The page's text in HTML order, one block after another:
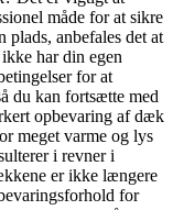
måde for at sikre
anbefales det at
har din egen
for at
du kan fortsætte med
opbevaring af dæk
meget varme og lys
i revner i
er ikke længere
for